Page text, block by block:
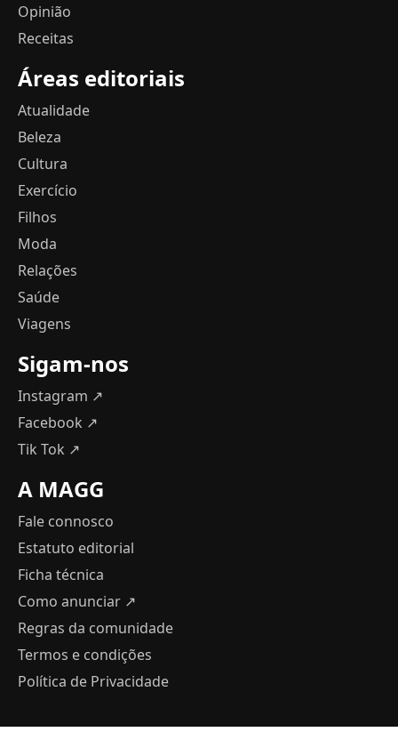
Opinião
Receitas
Áreas editoriais
Atualidade
Beleza
Cultura
Exercício
Filhos
Moda
Relações
Saúde
Viagens
Sigam-nos
Instagram ↗
Facebook ↗
Tik Tok ↗
A MAGG
Fale connosco
Estatuto editorial
Ficha técnica
Como anunciar ↗
Regras da comunidade
Termos e condições
Política de Privacidade